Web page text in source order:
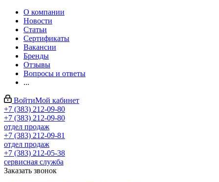
О компании
Новости
Статьи
Сертификаты
Вакансии
Бренды
Отзывы
Вопросы и ответы
...
ВойтиМой кабинет
+7 (383) 212-09-80
+7 (383) 212-09-80
отдел продаж
+7 (383) 212-09-81
отдел продаж
+7 (383) 212-05-38
сервисная служба
Заказать звонок